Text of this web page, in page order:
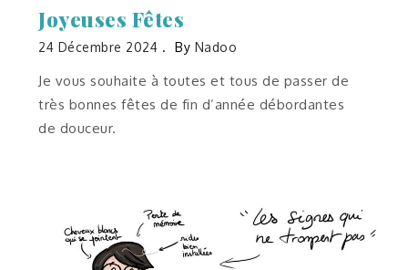
Joyeuses Fêtes
24 Décembre 2024 By Nadoo
Je vous souhaite à toutes et tous de passer de
très bonnes fêtes de fin d’année débordantes
de douceur.